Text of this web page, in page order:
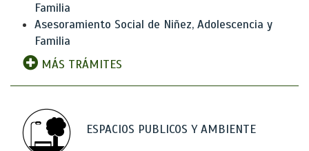
Familia
Asesoramiento Social de Niñez, Adolescencia y
Familia
MÁS TRÁMITES
ESPACIOS PUBLICOS Y AMBIENTE